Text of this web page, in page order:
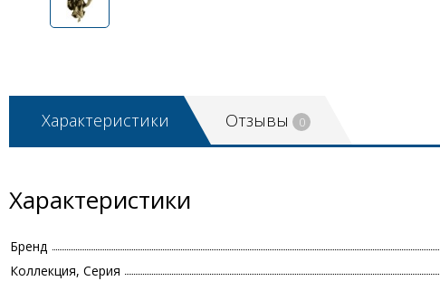
Характеристики Отзывы 0
Характеристики
Бренд
Коллекция, Серия